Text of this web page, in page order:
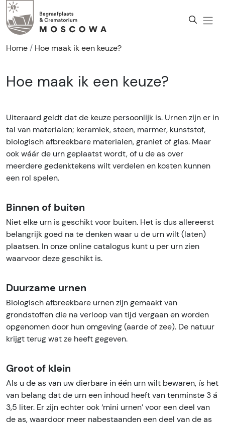
Home Hoe maak ik een keuze?
Hoe maak ik een keuze?
Uiteraard geldt dat de keuze persoonlijk is. Urnen zijn er in
tal van materialen; keramiek, steen, marmer, kunststof,
biologisch afbreekbare materialen, graniet of glas. Maar
ook wáár de urn geplaatst wordt, of u de as over
meerdere gedenktekens wilt verdelen en kosten kunnen
een rol spelen.
Binnen of buiten
Niet elke urn is geschikt voor buiten. Het is dus allereerst
belangrijk goed na te denken waar u de urn wilt (laten)
plaatsen. In onze online catalogus kunt u per urn zien
waarvoor deze geschikt is.
Duurzame urnen
Biologisch afbreekbare urnen zijn gemaakt van
grondstoffen die na verloop van tijd vergaan en worden
opgenomen door hun omgeving (aarde of zee). De natuur
krijgt terug wat ze heeft gegeven.
Groot of klein
Als u de as van uw dierbare in één urn wilt bewaren, ís het
van belang dat de urn een inhoud heeft van tenminste 3 á
3,5 liter. Er zijn echter ook ‘mini urnen’ voor een deel van
de as, waardoor meer nabestaanden een deel van de as